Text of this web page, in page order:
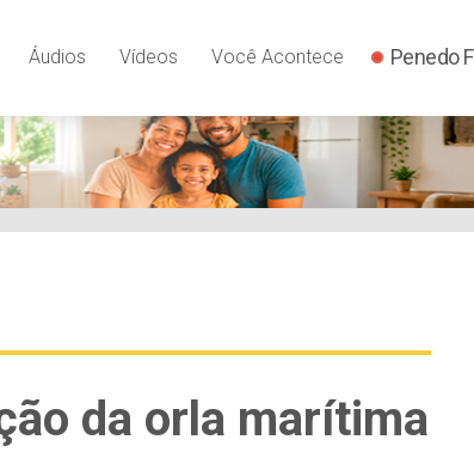
Áudios Vídeos Você Acontece Penedo
da orla marítima